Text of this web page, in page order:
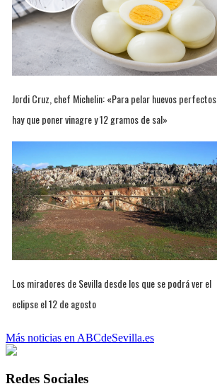
Jordi Cruz, chef Michelin: «Para pelar huevos perfectos
hay que poner vinagre y 12 gramos de sal»
Los miradores de Sevilla desde los que se podrá ver el
eclipse el 12 de agosto
Más noticias en ABCdeSevilla.es
Redes Sociales